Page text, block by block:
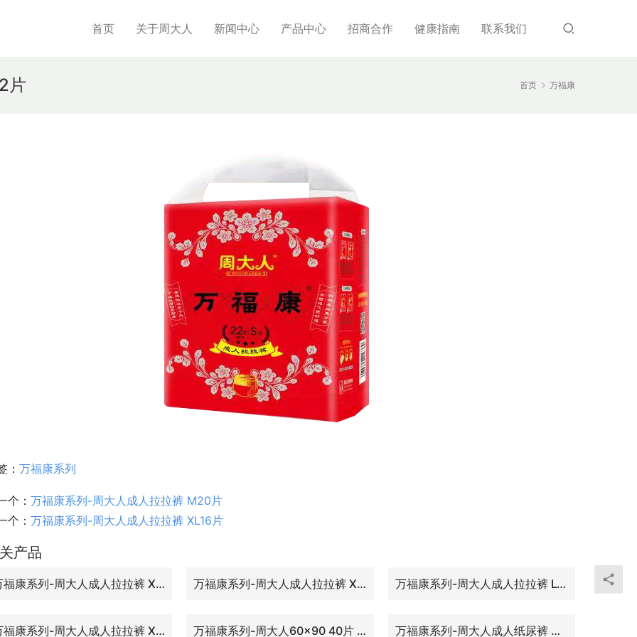
首页 关于周大人 新闻中心 产品中心 招商合作 健康指南 联系我们
首页 万福康
片
： 万福康系列
个： 万福康系列-周大人成人拉拉裤 M20片
个： 万福康系列-周大人成人拉拉裤 XL16片
产品
万福康系列-周大人成人拉拉裤 XL51片 万福康系列-周大人成人拉拉裤 XXL14片 万福康系列-周大人成人拉拉裤 L18片
万福康系列-周大人成人拉拉裤 XL16片 万福康系列-周大人60×90 40片 中厚防滑型护理垫 万福康系列-周大人成人纸尿裤 ML10片